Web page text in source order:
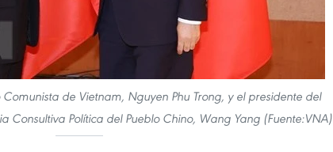
de Vietnam, Nguyen Phu Trong, y el presidente del
Consultiva Política del Pueblo Chino, Wang Yang (Fuente:VNA)